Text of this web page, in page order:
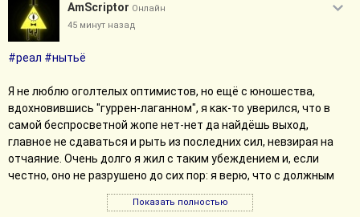
AmScriptor Онлайн
45 минут назад
#реал #нытьё
Я не люблю оголтелых оптимистов, но ещё с юношества,
вдохновившись "гуррен-лаганном", я как-то уверился, что в
самой беспросветной жопе нет-нет да найдёшь выход,
главное не сдаваться и рыть из последних сил, невзирая на
отчаяние. Очень долго я жил с таким убеждением и, если
честно, оно не разрушено до сих пор: я верю, что с должным
количеством упорства можно прорваться через всё что
Показать полностью